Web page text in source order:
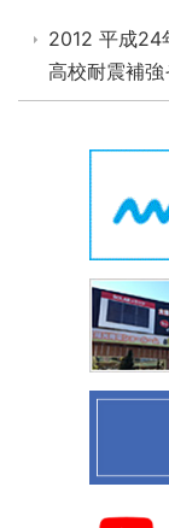
2012 平成24
高校耐震補強